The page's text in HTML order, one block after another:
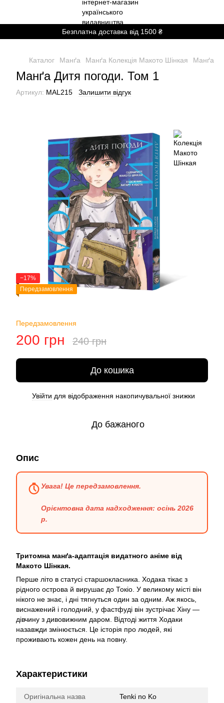
Безплатна доставка від 1500 ₴
Каталог Манґа Манґа Колекція Макото Шінкая Манґа
Манґа Дитя погоди. Том 1
Артикул: MAL215 Залишити відгук
−17%
Передзамовлення
Передзамовлення
200 грн 240 грн
До кошика
Увійти для відображення накопичувальної знижки
До бажаного
Опис
Увага! Це передзамовлення.
Орієнтовна дата надходження: осінь 2026
р.
Тритомна манґа-адаптація видатного аніме від
Макото Шінкая.
Перше літо в статусі старшокласника. Ходака тікає з
рідного острова й вирушає до Токіо. У великому місті він
нікого не знає, і дні тягнуться один за одним. Аж якось,
виснажений і голодний, у фастфуді він зустрічає Хіну —
дівчину з дивовижним даром. Відтоді життя Ходаки
назавжди змінюється. Це історія про людей, які
проживають кожен день на повну.
Характеристики
Оригінальна назва Tenki no Ko